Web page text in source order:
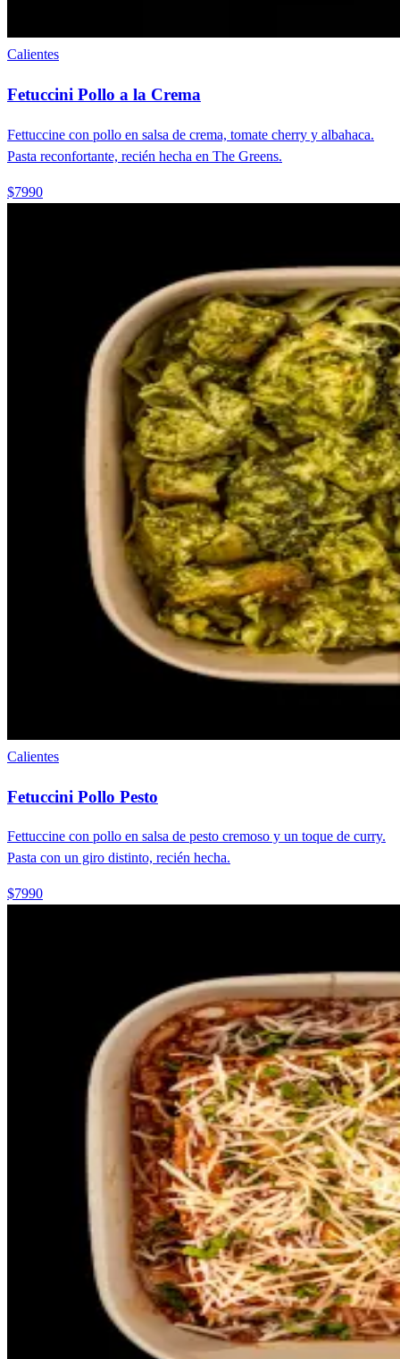
Calientes
Fetuccini Pollo a la Crema
Fettuccine con pollo en salsa de crema, tomate cherry y albahaca.
Pasta reconfortante, recién hecha en The Greens.
$7990
Calientes
Fetuccini Pollo Pesto
Fettuccine con pollo en salsa de pesto cremoso y un toque de curry.
Pasta con un giro distinto, recién hecha.
$7990